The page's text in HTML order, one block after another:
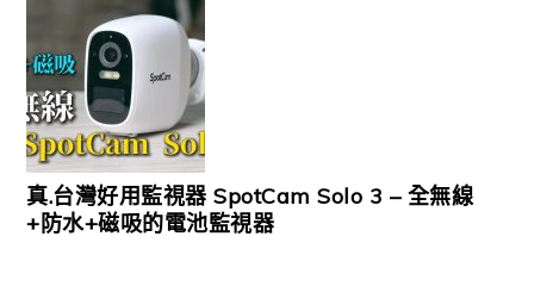
真.台灣好用監視器 SpotCam Solo 3 – 全無線
+防水+磁吸的電池監視器